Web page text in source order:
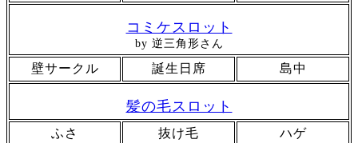
コミケスロット
by 逆三角形さん
壁サークル 誕生日席 島中
髪の毛スロット
ふさ 抜け毛 ハゲ